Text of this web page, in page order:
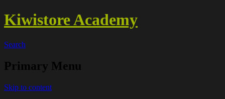
Kiwistore Academy
Search
Primary Menu
Skip to content